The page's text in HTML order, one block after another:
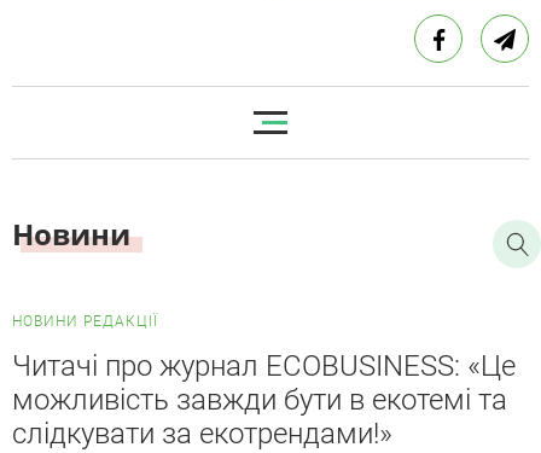
Новини
НОВИНИ РЕДАКЦІЇ
Читачі про журнал ECOBUSINESS: «Це
можливість завжди бути в екотемі та
слідкувати за екотрендами!»